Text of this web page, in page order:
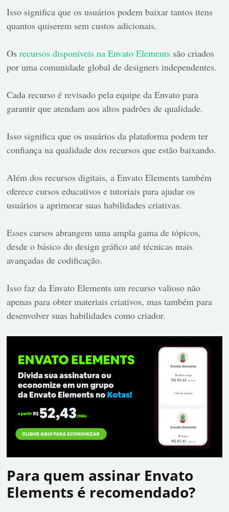
Isso significa que os usuários podem baixar tantos itens
quantos quiserem sem custos adicionais.
Osrecursos disponíveis na Envato Elements são criados
por uma comunidade global de designers independentes.
Cada recurso é revisado pela equipe da Envato para
garantir que atendam aos altos padrões de qualidade.
Isso significa que os usuários da plataforma podem ter
confiança na qualidade dos recursos que estão baixando.
Além dos recursos digitais, a Envato Elements também
oferece cursos educativos e tutoriais para ajudar os
usuários a aprimorar suas habilidades criativas.
Esses cursos abrangem uma ampla gama de tópicos,
desde o básico do design gráfico até técnicas mais
avançadas de codificação.
Isso faz da Envato Elements um recurso valioso não
apenas para obter materiais criativos, mas também para
desenvolver suas habilidades como criador.
Para quem assinar Envato
Elements é recomendado?